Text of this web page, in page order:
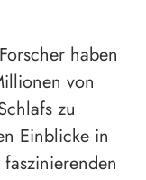
haben
von
zu
Einblicke in